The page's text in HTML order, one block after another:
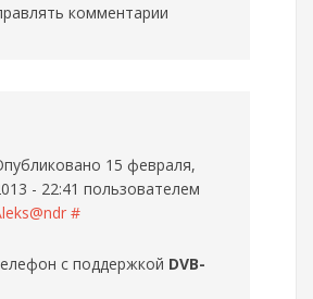
комментарии
15 февраля,
- 22:41 пользователем
#
с поддержкой DVB-